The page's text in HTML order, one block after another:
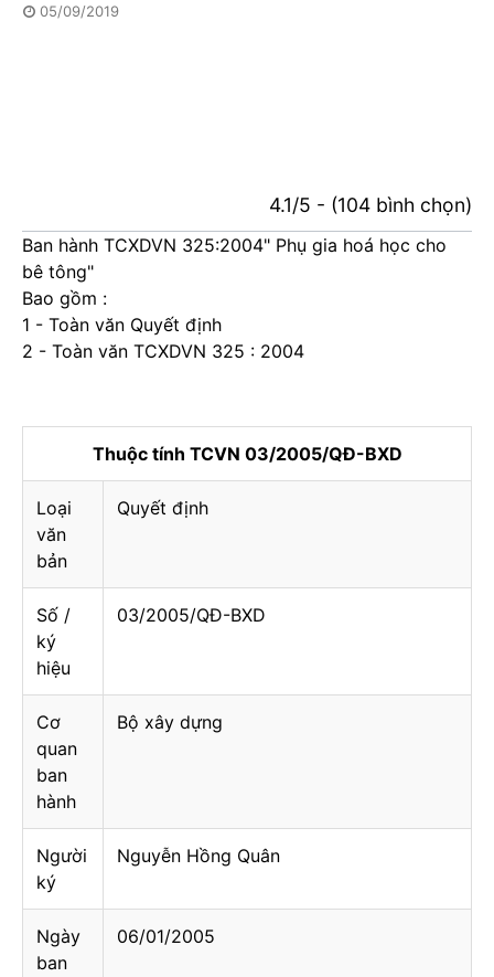
05/09/2019
4.1/5 - (104 bình chọn)
Ban hành TCXDVN 325:2004" Phụ gia hoá học cho
bê tông"
Bao gồm :
1 - Toàn văn Quyết định
2 - Toàn văn TCXDVN 325 : 2004
Thuộc tính TCVN 03/2005/QĐ-BXD
Loại
văn
bản
Quyết định
Số /
ký
hiệu
03/2005/QĐ-BXD
Cơ
quan
ban
hành
Bộ xây dựng
Người
ký
Nguyễn Hồng Quân
Ngày
ban
06/01/2005